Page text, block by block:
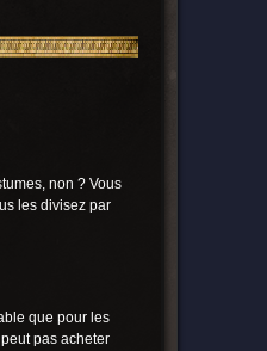
non ? Vous
les divisez par
que pour les
pas acheter